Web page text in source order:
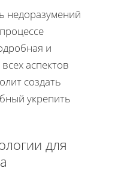
недоразумений
и
аспектов
создать
укрепить
для